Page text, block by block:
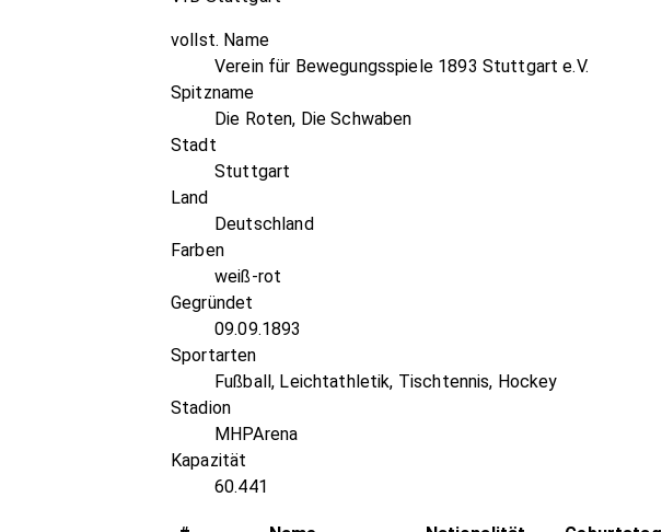
vollst. Name
Verein für Bewegungsspiele 1893 Stuttgart e.V.
Spitzname
Die Roten, Die Schwaben
Stadt
Stuttgart
Land
Deutschland
Farben
weiß-rot
Gegründet
09.09.1893
Sportarten
Fußball, Leichtathletik, Tischtennis, Hockey
Stadion
MHPArena
Kapazität
60.441